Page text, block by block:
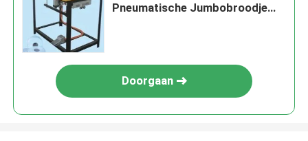
Pneumatische Jumbobroodje
Doorgaan